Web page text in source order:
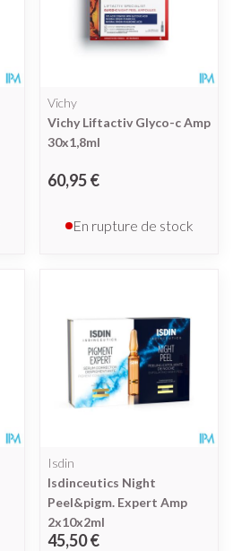
Vichy
Vichy Liftactiv Glyco-c Amp
30x1,8ml
60,95 €
En rupture de stock
Isdin
Isdinceutics Night
Peel&pigm. Expert Amp
2x10x2ml
45,50 €